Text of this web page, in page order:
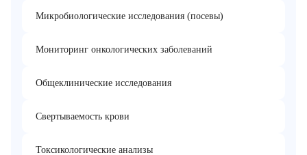
Микробиологические исследования (посевы)
Мониторинг онкологических заболеваний
Общеклинические исследования
Свертываемость крови
Токсикологические анализы